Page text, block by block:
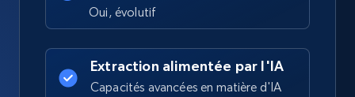
Oui, évolutif
Extraction alimentée par l'IA
Capacités avancées en matière d'IA